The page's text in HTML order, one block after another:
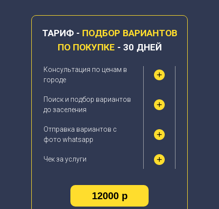
12000 р
ТАРИФ - ПОДБОР ВАРИАНТОВ
ПО ПОКУПКЕ - 30 ДНЕЙ
Поиск и подбор вариантов
до заселения
Отправка вариантов с
фото whatsapp
Чек за услуги
Консультация по ценам в
городе